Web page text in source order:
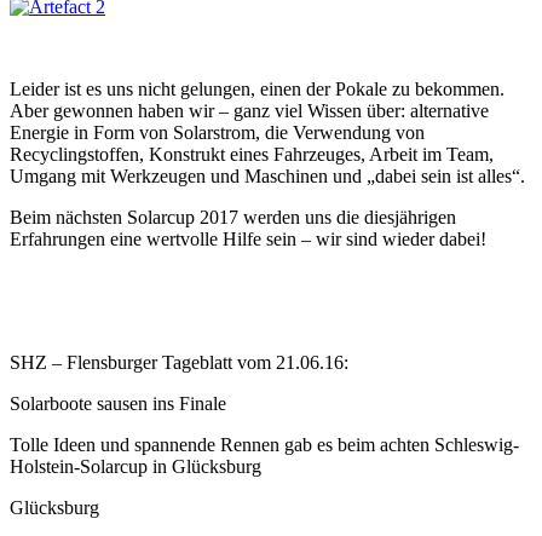
Leider ist es uns nicht gelungen, einen der Pokale zu bekommen.
Aber gewonnen haben wir – ganz viel Wissen über: alternative
Energie in Form von Solarstrom, die Verwendung von
Recyclingstoffen, Konstrukt eines Fahrzeuges, Arbeit im Team,
Umgang mit Werkzeugen und Maschinen und „dabei sein ist alles“.
Beim nächsten Solarcup 2017 werden uns die diesjährigen
Erfahrungen eine wertvolle Hilfe sein – wir sind wieder dabei!
SHZ – Flensburger Tageblatt vom 21.06.16:
Solarboote sausen ins Finale
Tolle Ideen und spannende Rennen gab es beim achten Schleswig-
Holstein-Solarcup in Glücksburg
Glücksburg